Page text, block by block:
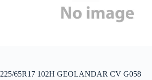
225/65R17 102H GEOLANDAR CV G058